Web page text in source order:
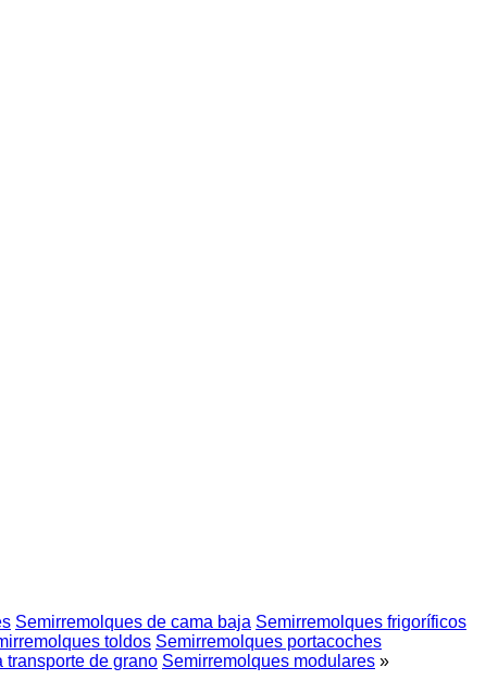
Semirremolques de cama baja Semirremolques frigoríficos
toldos Semirremolques portacoches
transporte de grano Semirremolques modulares »